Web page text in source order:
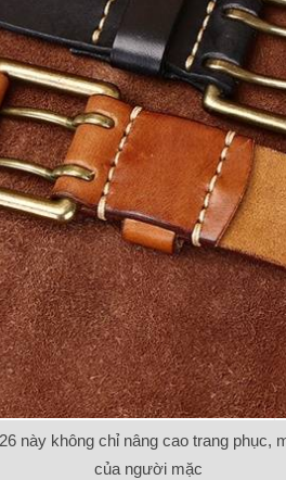
này không chỉ nâng cao trang phục,
của người mặc